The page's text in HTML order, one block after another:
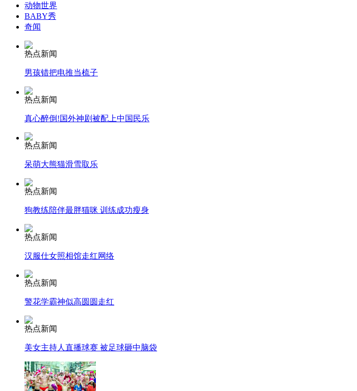
外交部：反对强权政治霸凌主义
外交部：有关国家言论片面不公正
安徽一实载49人客车翻车
消防员救轻生者
司机酒驾遇交警 急速倒车逃窜
动物世界
BABY秀
奇闻
热点新闻
男孩错把电推当梳子
热点新闻
真心醉倒!国外神剧被配上中国民乐
热点新闻
呆萌大熊猫滑雪取乐
热点新闻
狗教练陪伴最胖猫咪 训练成功瘦身
热点新闻
汉服仕女照相馆走红网络
热点新闻
警花学霸神似高圆圆走红
热点新闻
美女主持人直播球赛 被足球砸中脑袋